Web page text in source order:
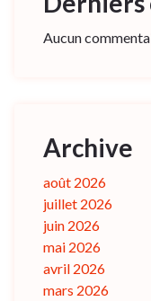
Aucun
Archive
août 2026
juillet 2026
juin 2026
mai 2026
avril 2026
mars 2026